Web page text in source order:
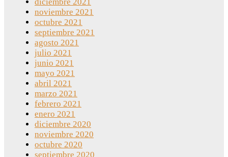
noviembre 2021
octubre 2021
septiembre 2021
agosto 2021
julio 2021
junio 2021
mayo 2021
abril 2021
marzo 2021
febrero 2021
enero 2021
diciembre 2020
noviembre 2020
octubre 2020
septiembre 2020